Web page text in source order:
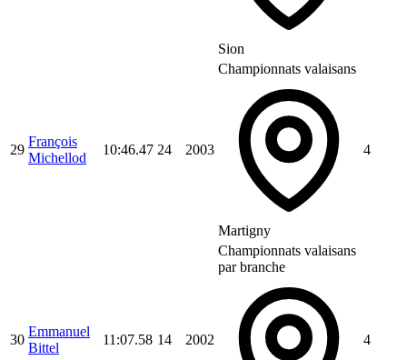
Sion
29
François
Michellod
10:46.47 24 2003
Championnats valaisans
Martigny
4
30
Emmanuel
Bittel
11:07.58 14 2002
Championnats valaisans
par branche
4